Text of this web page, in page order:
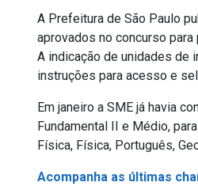
A Prefeitura de São Paulo
aprovados no concurso
A indicação de unidades de
instruções para acesso e
Em janeiro a SME já havia
Fundamental II e Médio,
Física, Física, Português,
Acompanha as últimas